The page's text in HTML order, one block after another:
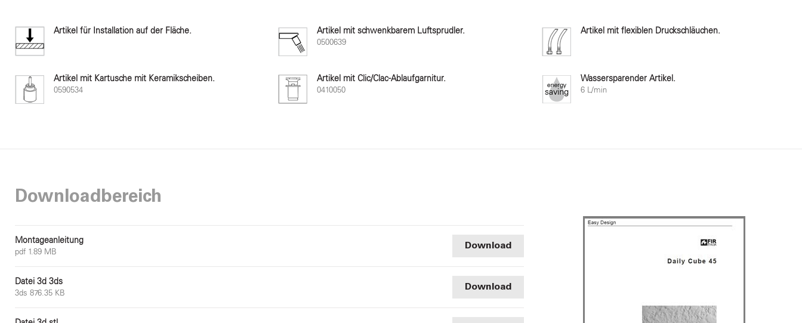
Artikel für Installation auf der Fläche. Artikel mit schwenkbarem Luftsprudler.
0500639
Artikel mit flexiblen Druckschläuchen.
Artikel mit Kartusche mit Keramikscheiben.
0590534
Artikel mit Clic/Clac-Ablaufgarnitur.
0410050
Wassersparender Artikel.
6 L/min
Downloadbereich
Montageanleitung
pdf 1.89 MB
Download
Datei 3d 3ds
3ds 876.35 KB
Download